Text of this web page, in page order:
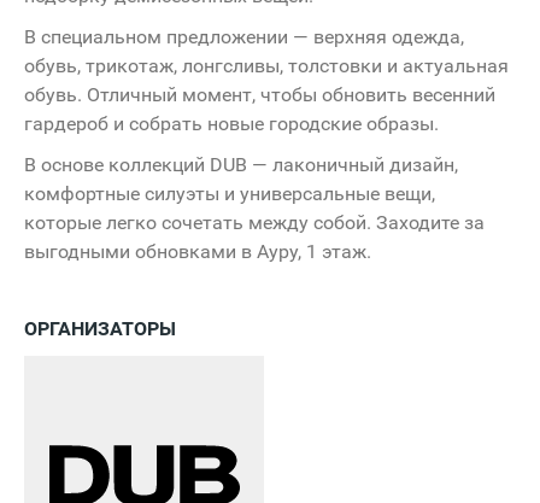
В специальном предложении — верхняя одежда,
обувь, трикотаж, лонгсливы, толстовки и актуальная
обувь. Отличный момент, чтобы обновить весенний
гардероб и собрать новые городские образы.
В основе коллекций DUB — лаконичный дизайн,
комфортные силуэты и универсальные вещи,
которые легко сочетать между собой. Заходите за
выгодными обновками в Ауру, 1 этаж.
ОРГАНИЗАТОРЫ